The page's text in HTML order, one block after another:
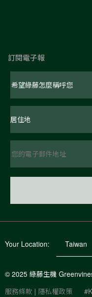
訂閱電子報
© 2025 綠藤生機
服務條款 | 隱私權政策
Your Location: